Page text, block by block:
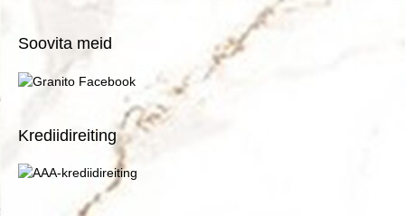
Soovita meid
Krediidireiting